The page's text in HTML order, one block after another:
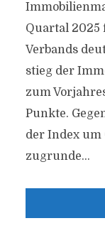
Quartal 2025
Verbands
stieg der
zum
Punkte.
der Index um
zugrunde...